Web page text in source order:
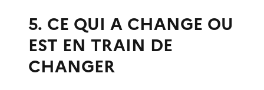
5. CE QUI A CHANGE OU
EST EN TRAIN DE
CHANGER